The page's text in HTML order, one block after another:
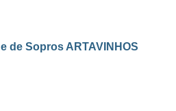
e de Sopros ARTAVINHOS